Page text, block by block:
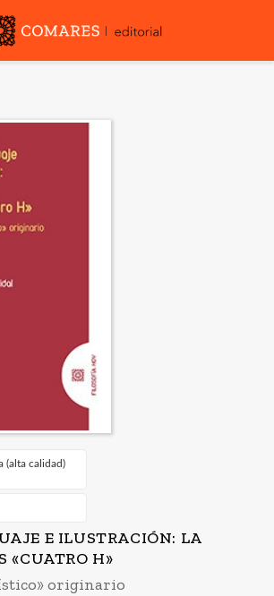
(alta calidad)
E ILUSTRACIÓN: LA
«CUATRO H»
originario